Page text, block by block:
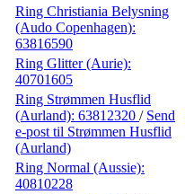
Ring Christiania Belysning
(Audo Copenhagen):
63816590
Ring Glitter (Aurie):
40701605
Ring Strømmen Husflid
(Aurland): 63812320 / Send
e-post til Strømmen Husflid
(Aurland)
Ring Normal (Aussie):
40810228